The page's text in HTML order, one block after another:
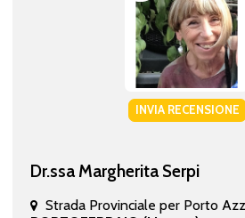
INVIA RECENSIONE
Dr.ssa Margherita Serpi
Strada Provinciale per Porto